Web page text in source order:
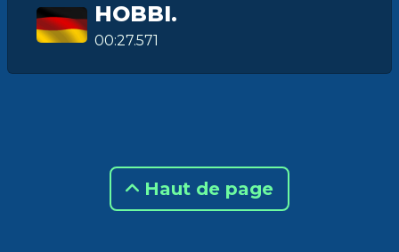
HOBBI.
00:27.571
Haut de page